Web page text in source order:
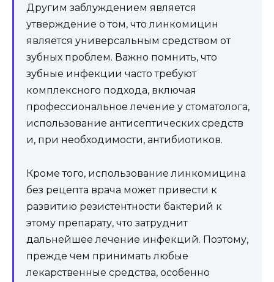
Другим заблуждением является
утверждение о том, что линкомицин
является универсальным средством от
зубных проблем. Важно помнить, что
зубные инфекции часто требуют
комплексного подхода, включая
профессиональное лечение у стоматолога,
использование антисептических средств
и, при необходимости, антибиотиков.
Кроме того, использование линкомицина
без рецепта врача может привести к
развитию резистентности бактерий к
этому препарату, что затруднит
дальнейшее лечение инфекций. Поэтому,
прежде чем принимать любые
лекарственные средства, особенно